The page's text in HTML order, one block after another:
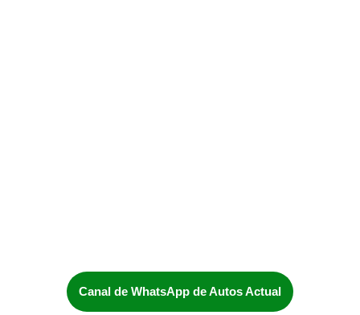
Canal de WhatsApp de Autos Actual